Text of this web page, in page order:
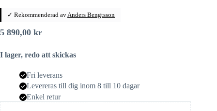
✓ Rekommenderad av Anders Bengtsson
5 890,00 kr
I lager, redo att skickas
Fri leverans
Levereras till dig inom 8 till 10 dagar
Enkel retur